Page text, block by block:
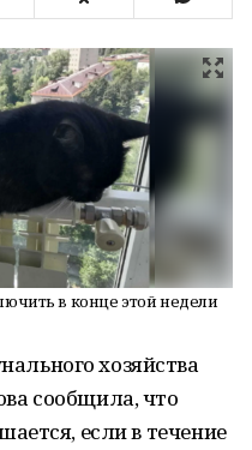
в конце этой недели
хозяйства
сообщила, что
если в течение